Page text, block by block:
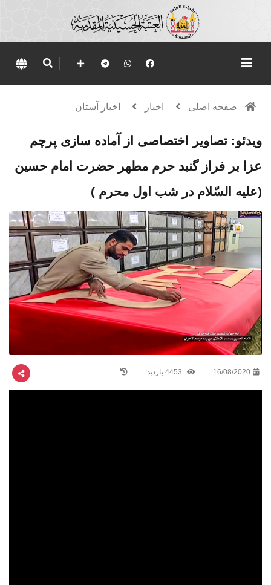
صفحه اصلی اخبار اخبار آستان
ویدئو: تصاویر اختصاصی از آماده سازی پرچم
عزا بر فراز گنبد حرم مطهر حضرت امام حسین
(علیه السّلام در شب اول محرم )
16/08/2020